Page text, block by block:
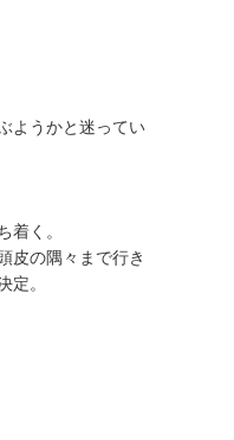
ようかと迷ってい
着く。
皮の隅々まで行き
定。